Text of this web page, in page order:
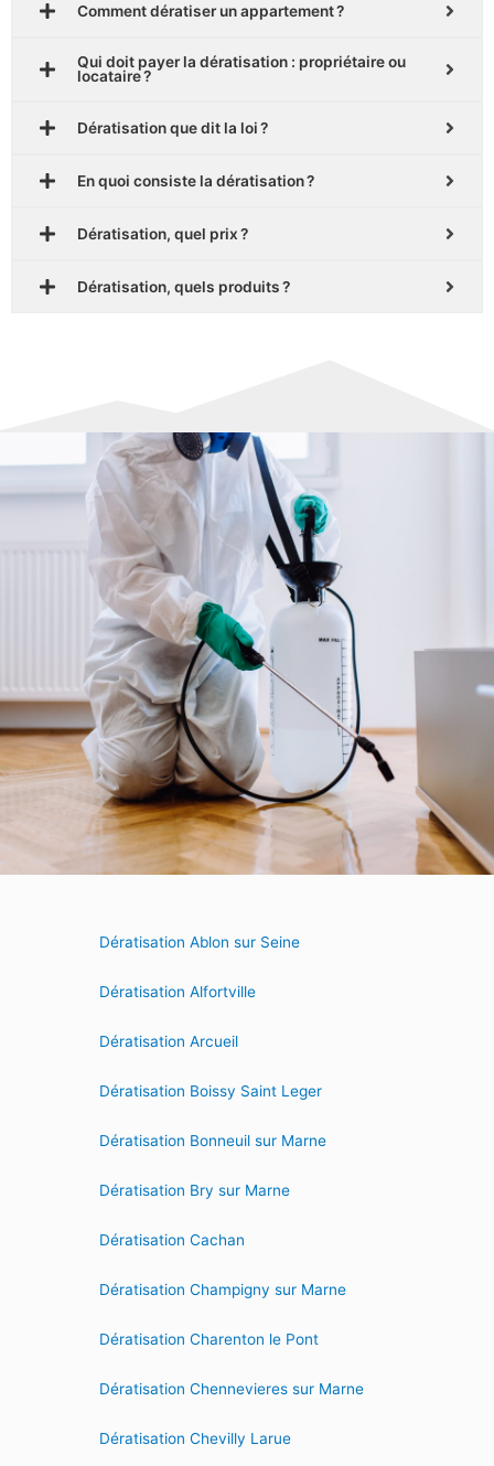
Comment dératiser un appartement ?
Qui doit payer la dératisation : propriétaire ou
locataire ?
Dératisation que dit la loi ?
En quoi consiste la dératisation ?
Dératisation, quel prix ?
Dératisation, quels produits ?
Dératisation Ablon sur Seine
Dératisation Alfortville
Dératisation Arcueil
Dératisation Boissy Saint Leger
Dératisation Bonneuil sur Marne
Dératisation Bry sur Marne
Dératisation Cachan
Dératisation Champigny sur Marne
Dératisation Charenton le Pont
Dératisation Chennevieres sur Marne
Dératisation Chevilly Larue